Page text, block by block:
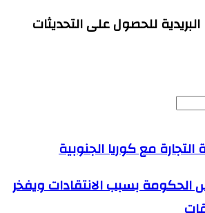
للحصول على التحديثات
التجارة مع كوريا الجنوبية
الحكومة بسبب الانتقادات ويفخر